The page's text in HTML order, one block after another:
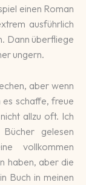
einen Roman
ausführlich
Dann überfliege
ungern.
aber wenn
es schaffe, freue
allzu oft. Ich
gelesen
vollkommen
haben, aber die
Buch in meinen